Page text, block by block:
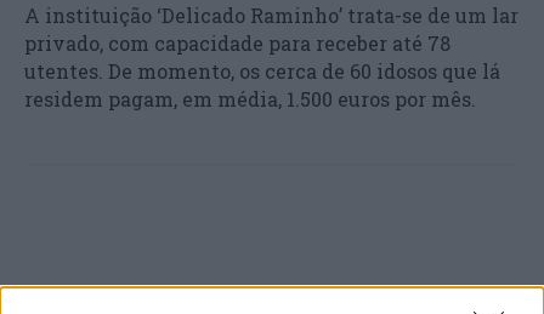
A instituição ‘Delicado Raminho’ trata-se de um lar
privado, com capacidade para receber até 78
utentes. De momento, os cerca de 60 idosos que lá
residem pagam, em média, 1.500 euros por mês.